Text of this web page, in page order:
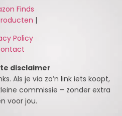
Finds
|
Policy
disclaimer
Als je via zo’n link iets koopt,
commissie – zonder extra
voor jou.